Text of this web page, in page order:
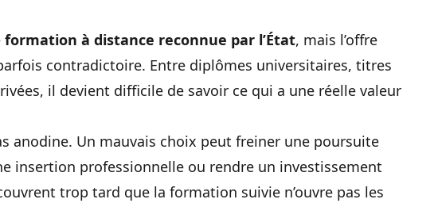
formation à distance reconnue par l’État, mais l’offre
contradictoire. Entre diplômes universitaires, titres
il devient difficile de savoir ce qui a une réelle valeur
anodine. Un mauvais choix peut freiner une poursuite
insertion professionnelle ou rendre un investissement
trop tard que la formation suivie n’ouvre pas les